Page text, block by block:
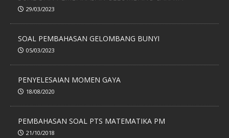
29/03/2023
SOAL PEMBAHASAN GELOMBANG BUNYI
05/03/2023
PENYELESAIAN MOMEN GAYA
18/08/2020
PEMBAHASAN SOAL PTS MATEMATIKA PM
21/10/2018